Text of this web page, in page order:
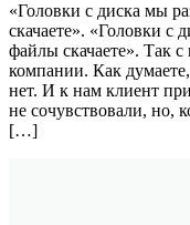
«Головки с диска мы
скачаете». «Головки с
файлы скачаете». Так
компании. Как
нет. И к нам клиент
не сочувствовали, но,
[…]